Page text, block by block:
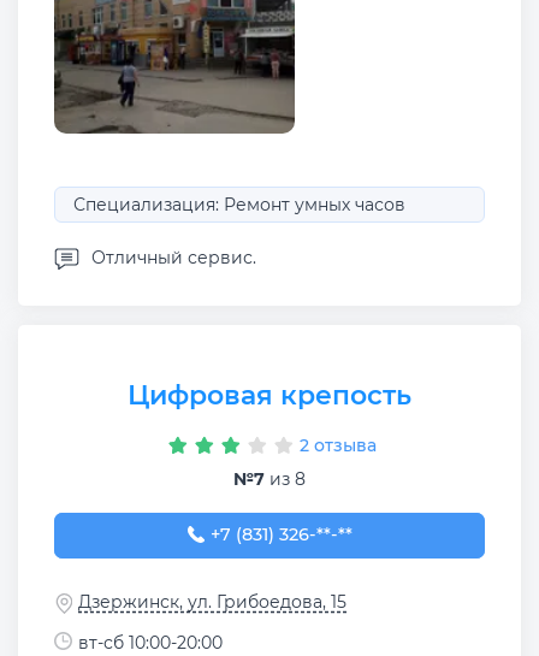
Специализация: Ремонт умных часов
Отличный сервис.
Цифровая крепость
2 отзыва
№7 из 8
+7 (831) 326-31-33
+7 (831) 326-**-**
Дзержинск, ул. Грибоедова, 15
вт-сб 10:00-20:00